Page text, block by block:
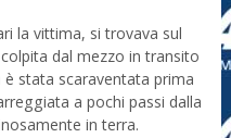
la vittima, si trovava sul
dal mezzo in transito
stata scaraventata prima
a pochi passi dalla
in terra.